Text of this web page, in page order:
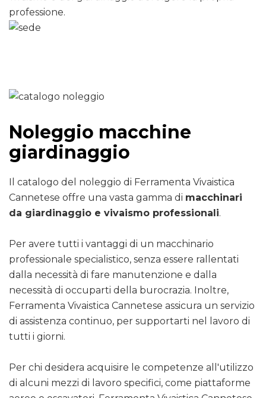
professione.
Noleggio macchine
giardinaggio
Il catalogo del noleggio di Ferramenta Vivaistica
Cannetese offre una vasta gamma di macchinari
da giardinaggio e vivaismo professionali.
Per avere tutti i vantaggi di un macchinario
professionale specialistico, senza essere rallentati
dalla necessità di fare manutenzione e dalla
necessità di occuparti della burocrazia. Inoltre,
Ferramenta Vivaistica Cannetese assicura un servizio
di assistenza continuo, per supportarti nel lavoro di
tutti i giorni.
Per chi desidera acquisire le competenze all'utilizzo
di alcuni mezzi di lavoro specifici, come piattaforme